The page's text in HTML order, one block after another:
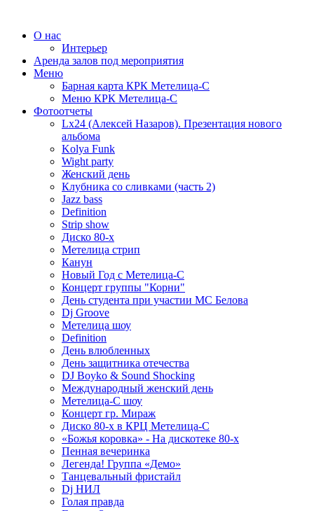
О нас
Интерьер
Аренда залов под мероприятия
Меню
Барная карта КРК Метелица-С
Меню КРК Метелица-С
Фотоотчеты
Lx24 (Алексей Назаров). Презентация нового
альбома
Kolya Funk
Wight party
Женский день
Клубника со сливками (часть 2)
Jazz bass
Definition
Strip show
Диско 80-х
Метелица стрип
Канун
Новый Год с Метелица-С
Концерт группы "Корни"
День студента при участии МС Белова
Dj Groove
Метелица шоу
Definition
День влюбленных
День защитника отечества
DJ Boyko & Sound Shocking
Международный женский день
Метелица-С шоу
Концерт гр. Мираж
Диско 80-х в КРЦ Метелица-С
«Божья коровка» - На дискотеке 80-х
Пенная вечеринка
Легенда! Группа «Демо»
Танцевальный фристайл
Dj НИЛ
Голая правда